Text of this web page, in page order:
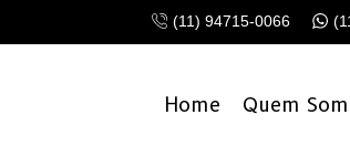
(11) 94715-0066
Home Quem